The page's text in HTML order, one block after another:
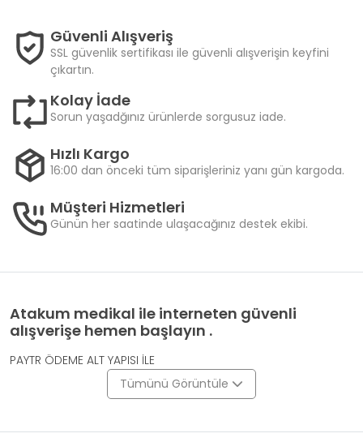
Güvenli Alışveriş
SSL güvenlik sertifikası ile güvenli alışverişin keyfini
çıkartın.
Kolay İade
Sorun yaşadğınız ürünlerde sorgusuz iade.
Hızlı Kargo
16:00 dan önceki tüm siparişleriniz yanı gün kargoda.
Müşteri Hizmetleri
Günün her saatinde ulaşacağınız destek ekibi.
Atakum medikal ile interneten güvenli
alışverişe hemen başlayın .
PAYTR ÖDEME ALT YAPISI İLE
Tümünü Görüntüle